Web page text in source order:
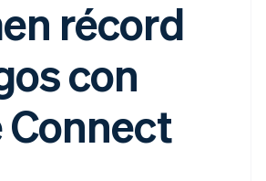
Recognition
Automatización
contable
Informes
personalizados
Data Pipeline
Sincronización
de datos
de tarjetas
criptomonedas
Compras de
del dinero
sector
cobro por
tarjetas
por
estables
y gestiona
con agentes
de ruta del
anual
de prensa
Press
récord
con